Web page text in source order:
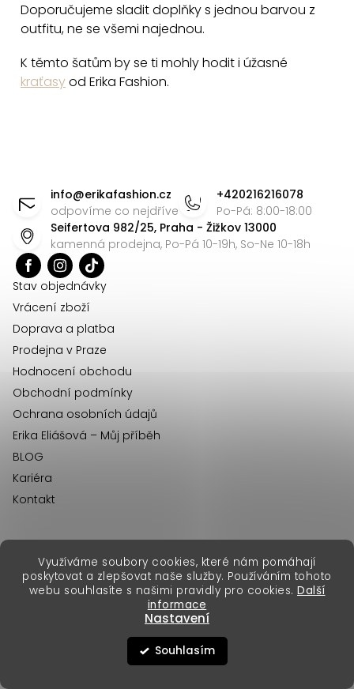
Využíváme soubory cookies, které nám pomáhají
poskytovat a zlepšovat naše služby. Používáním tohoto
webu souhlasíte s našimi pravidly pro cookies. Další
informace
Nastavení
Souhlasím
Doporučujeme sladit doplňky s jednou barvou z
outfitu, ne se všemi najednou.
K těmto šatům by se ti mohly hodit i úžasné
kraťasyod Erika Fashion.
info@erikafashion.cz
odpovíme co nejdříve
+420216216078
Po-Pá: 8:00-18:00
Seifertova 982/25, Praha - Žižkov 13000
kamenná prodejna, Po-Pá 10-19h, So-Ne 10-18h
Stav objednávky
Vrácení zboží
Doprava a platba
Prodejna v Praze
Hodnocení obchodu
Obchodní podmínky
Ochrana osobních údajů
Erika Eliášová – Můj příběh
BLOG
Kariéra
Kontakt
Vytvořil Shoptet Premium
Copyright 2026Erika Fashion. Všechna práva vyhrazena.
erikafashion.sk